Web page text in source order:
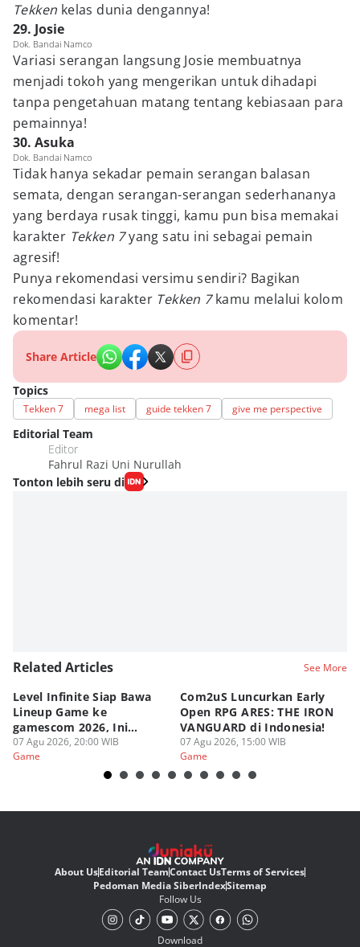
Tekken kelas dunia dengannya!
29. Josie
Dok. Bandai Namco
Variasi serangan langsung Josie membuatnya
menjadi tokoh yang mengerikan untuk dihadapi
tanpa pengetahuan matang tentang kebiasaan para
pemainnya!
30. Asuka
Dok. Bandai Namco
Tidak hanya sekadar pemain serangan balasan
semata, dengan serangan-serangan sederhananya
yang berdaya rusak tinggi, kamu pun bisa memakai
karakter Tekken 7yang satu ini sebagai pemain
agresif!
Punya rekomendasi versimu sendiri? Bagikan
rekomendasi karakter Tekken 7kamu melalui kolom
komentar!
Share Article
Topics
Tekken 7 mega list guide tekken 7 give me perspective
Editorial Team
Editor
Fahrul Razi Uni Nurullah
Tonton lebih seru di
Related Articles See More
Level Infinite Siap Bawa
Lineup Game ke
gamescom 2026, Ini
Judulnya!
07 Agu 2026, 20:00 WIB
Game
Com2uS Luncurkan Early
Open RPG ARES: THE IRON
VANGUARD di Indonesia!
07 Agu 2026, 15:00 WIB
Game
About UsEditorial TeamContact UsTerms of Services
Pedoman Media SiberIndexSitemap
Follow Us
Download